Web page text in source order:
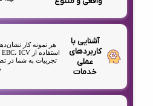
آشنایی با
کاربردهای
عملی
خدمات
هر نمونه کار
تجربیات به شما در